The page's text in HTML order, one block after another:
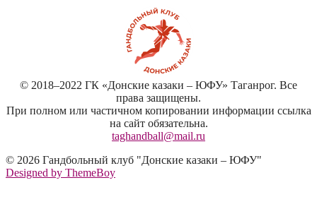
© 2018–2022 ГК «Донские казаки – ЮФУ» Таганрог. Все
права защищены.
При полном или частичном копировании информации ссылка
на сайт обязательна.
taghandball@mail.ru
© 2026 Гандбольный клуб "Донские казаки – ЮФУ"
Designed by ThemeBoy